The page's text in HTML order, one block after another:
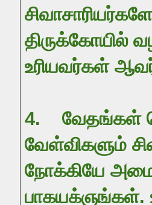
திருக்கோயில்
உரியவர்கள்
4. வேதங்கள்
வேள்விகளும்
நோக்கியே